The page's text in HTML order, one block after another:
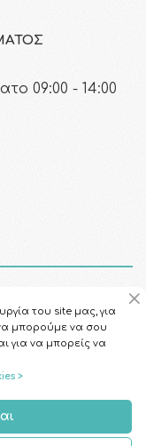
09:00 - 14:00
του site μας, για
μπορούμε να σου
για να μπορείς να
>